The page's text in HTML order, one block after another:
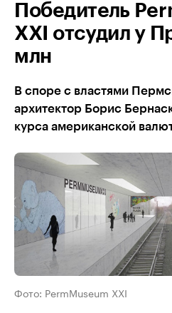
Победитель
XXI отсудил у
млн
В споре с властями
архитектор Борис
курса американской
Фото: PermMuseum XXI